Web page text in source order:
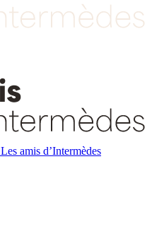
Les amis d’Intermèdes